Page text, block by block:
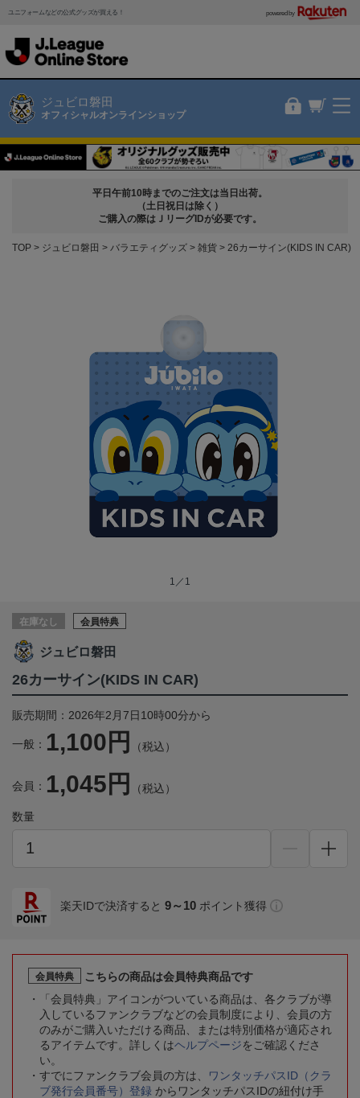
ユニフォームなどの公式グッズが買える！ powered by
ジュビロ磐田
オフィシャルオンラインショップ
平日午前10時までのご注文は当日出荷。
（土日祝日は除く）
ご購入の際はＪリーグIDが必要です。
TOP ジュビロ磐田 バラエティグッズ 雑貨 26カーサイン(KIDS IN CAR)
1／1
在庫なし 会員特典
ジュビロ磐田
26カーサイン(KIDS IN CAR)
販売期間：2026年2月7日10時00分から
一般： 1,100円 （税込）
会員： 1,045円 （税込）
数量
楽天IDで決済すると 9～10 ポイント獲得
会員特典
こちらの商品は会員特典商品です
「会員特典」アイコンがついている商品は、各クラブが導
入しているファンクラブなどの会員制度により、会員の方
のみがご購入いただける商品、または特別価格が適応され
るアイテムです。詳しくはヘルプページをご確認くださ
い。
すでにファンクラブ会員の方は、
ワンタッチパスID（クラ
ブ発行会員番号）登録 からワンタッチパスIDの紐付け手